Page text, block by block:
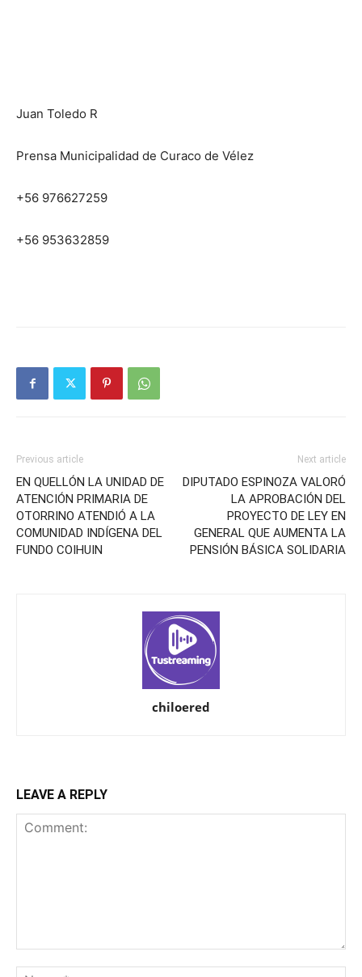
Juan Toledo R
Prensa Municipalidad de Curaco de Vélez
+56 976627259
+56 953632859
Previous article
EN QUELLÓN LA UNIDAD DE
ATENCIÓN PRIMARIA DE
OTORRINO ATENDIÓ A LA
COMUNIDAD INDÍGENA DEL
FUNDO COIHUIN
Next article
DIPUTADO ESPINOZA VALORÓ
LA APROBACIÓN DEL
PROYECTO DE LEY EN
GENERAL QUE AUMENTA LA
PENSIÓN BÁSICA SOLIDARIA
chiloered
LEAVE A REPLY